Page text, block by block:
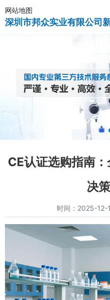
网站地图
深圳市邦众实业有限公司
CE认证选购指南
决
时间：2025-